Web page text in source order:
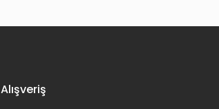
Alışveriş